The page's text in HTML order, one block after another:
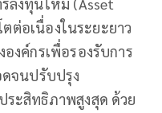
ลงทุนใหม่ (Asset
ตต่อเนื่องในระยะยาว
งค์กรเพื่อรองรับการ
จนปรับปรุง
ระสิทธิภาพสูงสุด ด้วย